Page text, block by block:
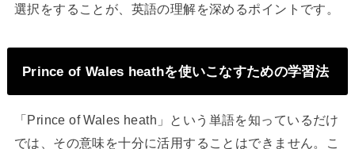
選択をすることが、英語の理解を深めるポイントです。
Prince of Wales heathを使いこなすための学習法
「Prince of Wales heath」という単語を知っているだけ
では、その意味を十分に活用することはできません。こ